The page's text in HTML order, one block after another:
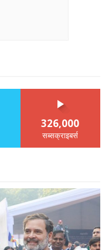
326,000
सब्सक्राइबर्स